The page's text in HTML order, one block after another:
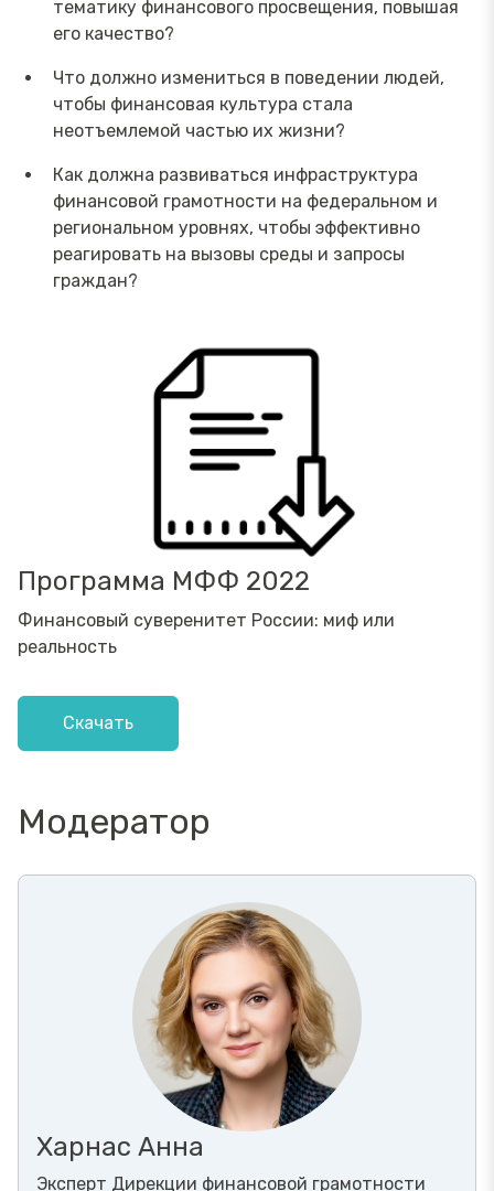
тематику финансового просвещения, повышая
его качество?
Что должно измениться в поведении людей,
чтобы финансовая культура стала
неотъемлемой частью их жизни?
Как должна развиваться инфраструктура
финансовой грамотности на федеральном и
региональном уровнях, чтобы эффективно
реагировать на вызовы среды и запросы
граждан?
Программа МФФ 2022
Финансовый суверенитет России: миф или
реальность
Скачать
Модератор
Харнас Анна
Эксперт Дирекции финансовой грамотности